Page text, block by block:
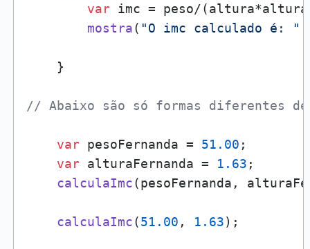
var imc = peso/
mostra( "O imc calculado é: "
    }
// Abaixo são só formas diferentes de
var pesoFernanda = 51.00 ;
var alturaFernanda = 1.63 ;
calculaImc(pesoFernanda,
calculaImc(51.00 , 1.63);